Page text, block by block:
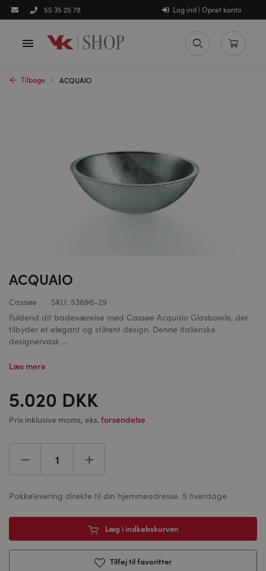
55 35 25 78 Log ind | Opret konto
Tilbage ACQUAIO
ACQUAIO
Cassøe SKU: 53696-29
Fuldend dit badeværelse med Cassøe Acquaio Glasbowle, der
tilbyder et elegant og stilrent design. Denne italienske
designervask ...
Læs mere
5.020 DKK
Pris inklusive moms, eks.forsendelse
Pakkelevering direkte til din hjemmeadresse. 5 hverdage
Læg i indkøbskurven
Tilføj til favoritter